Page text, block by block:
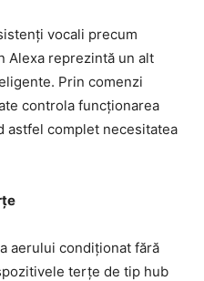
vocali precum
Alexa reprezintă un alt
Prin comenzi
controla funcționarea
astfel complet necesitatea
aerului condiționat fără
terțe de tip hub